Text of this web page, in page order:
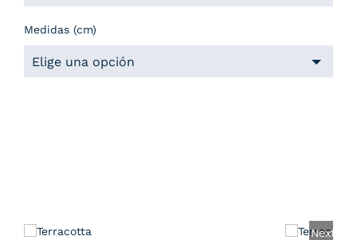
Next
Medidas (cm)